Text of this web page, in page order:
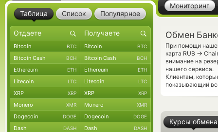
Мониторинг
Обмен
При помощи
карта RUB →
внимание на
нашего сервиса.
Клиентам,
показывающий
Курсы обмена
Таблица Список Популярное
Bitcoin BTC Bitcoin BTC
Bitcoin Cash BCH Bitcoin Cash BCH
Ethereum ETH Ethereum ETH
Litecoin LTC Litecoin LTC
XRP XRP XRP XRP
Monero XMR Monero XMR
Dogecoin DOGE Dogecoin DOGE
Dash DASH Dash DASH